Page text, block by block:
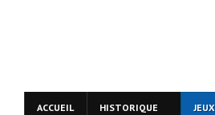
ACCUEIL HISTORIQUE